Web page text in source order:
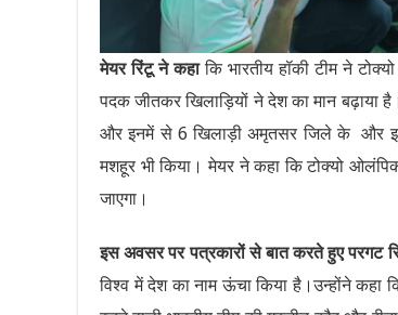
मेयर रिंटू ने कहाकि भारतीय हॉकी टीम ने
पदक जीतकर खिलाड़ियों ने देश का मान बढ़ाया
और इनमें से 6 खिलाड़ी अमृतसर जिले के और इस
मशहूर भी किया। मेयर ने कहा कि टोक्यो
जाएगा।
इस अवसर पर पत्रकारों से बात करते हुए परगट
विश्व में देश का नाम ऊंचा किया है।उन्होंने कहा